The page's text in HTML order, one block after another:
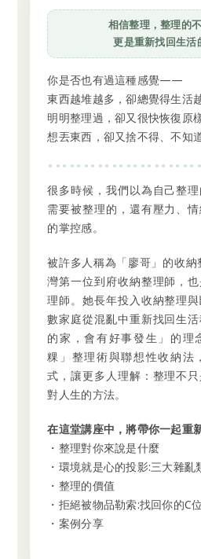
相信整理，整理的
更是重新找回生活
你是否也有過這種感覺——
東西越堆越多，卻總覺得生活
明明整理過，卻又很快恢復原
想丟東西，卻又捨不得、不知
很多時候，我們以為自己整
需要被整理的，還有壓力、
的掌控感。
被許多人稱為「廖哥」的收納
灣第一位到府收納整理師，
理師。她長年投入收納整理
數家庭從混亂中重新找回生
的家，會有好事發生」的理
粿」整理術與聯想性收納法
式，讓更多人理解：整理不
對人生的方法。
在這堂講座中，將帶你一起重
・整理對你來說是什麼
・環境就是心的投影:三大雜亂
・整理的價值
・拒絕被物品勒索:找回你的C位
・案例分享